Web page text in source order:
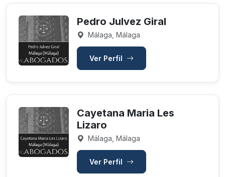
Pedro Julvez Giral
Málaga, Málaga
Ver Perfil
Cayetana Maria Les
Lizaro
Málaga, Málaga
Ver Perfil